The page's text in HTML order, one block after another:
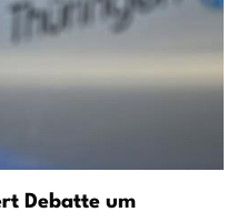
Debatte um